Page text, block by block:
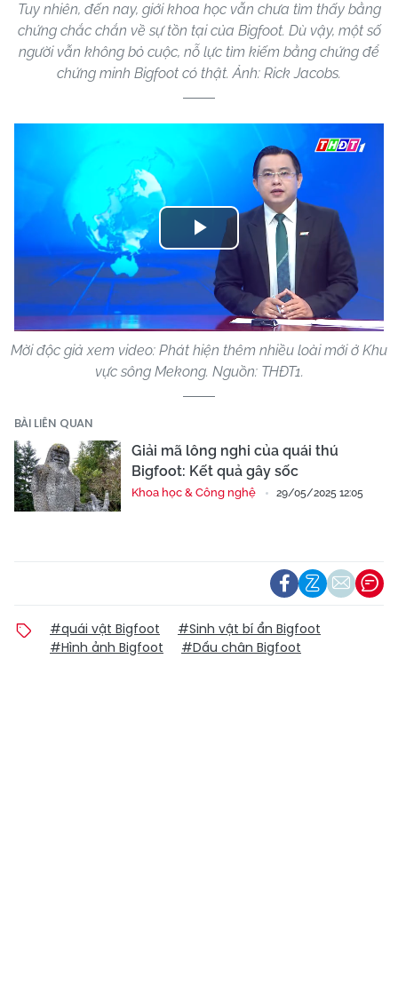
Tuy nhiên, đến nay, giới khoa học vẫn chưa tìm thấy bằng
chứng chắc chắn về sự tồn tại của Bigfoot. Dù vậy, một số
người vẫn không bỏ cuộc, nỗ lực tìm kiếm bằng chứng để
chứng minh Bigfoot có thật. Ảnh: Rick Jacobs.
Play
Video
Mời độc giả xem video: Phát hiện thêm nhiều loài mới ở Khu
vực sông Mekong. Nguồn: THĐT1.
BÀI LIÊN QUAN
Giải mã lông nghi của quái thú
Bigfoot: Kết quả gây sốc
Khoa học & Công nghệ 29/05/2025 12:05
#quái vật Bigfoot
#Sinh vật bí ẩn Bigfoot
#Hình ảnh Bigfoot
#Dấu chân Bigfoot